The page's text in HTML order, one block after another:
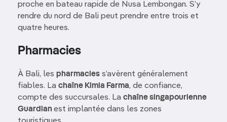
proche en bateau rapide de Nusa Lembongan. S’y
rendre du nord de Bali peut prendre entre trois et
quatre heures.
Pharmacies
À Bali, les pharmacies s’avèrent généralement
fiables. La chaîne Kimia Farma, de confiance,
compte des succursales. La chaîne singapourienne
Guardian est implantée dans les zones